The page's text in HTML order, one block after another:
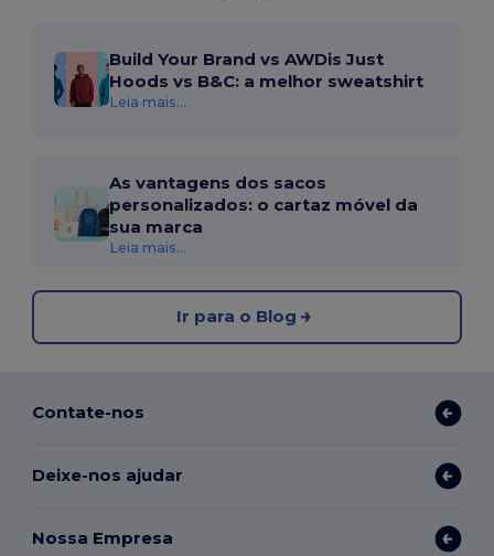
Build Your Brand vs AWDis Just
Hoods vs B&C: a melhor sweatshirt
Leia mais...
As vantagens dos sacos
personalizados: o cartaz móvel da
sua marca
Leia mais...
Ir para o Blog
Contate-nos
Deixe-nos ajudar
Nossa Empresa